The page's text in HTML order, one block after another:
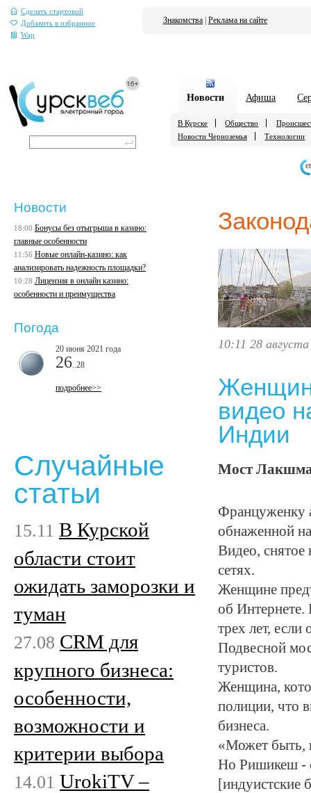
Сделать стартовой
Добавить в избранное
Wap
Знакомства Реклама на сайте
Новости Афиша
В Курске Общество
Новости Черноземья
Технологии
10:11 28
видео
Индии
Мост
Француженку
обнаженной
Видео,
сетях.
Женщине
об
трех лет, если
Подвесной
туристов.
Женщина,
полиции, что
бизнеса.
«Может быть,
Но Ришикеш -
[индуистские
Новости
18:00 Бонусы без отыгрыша в казино:
главные особенности
11:56 Новые онлайн-казино: как
анализировать надежность площадки?
10:28 Лицензия в онлайн казино:
особенности и преимущества
Погода
20 июня 2021 года
26 ..28
подробнее>>
Случайные
статьи
15.11 В Курской
области стоит
ожидать заморозки и
туман
27.08 CRM для
крупного бизнеса:
особенности,
возможности и
критерии выбора
14.01 UrokiTV –